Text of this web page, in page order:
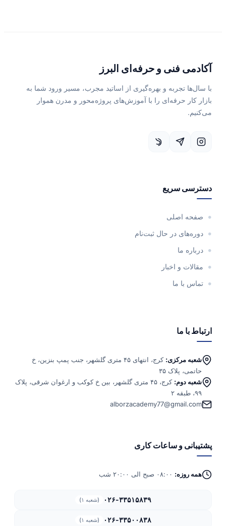
آکادمی فنی و حرفه‌ای البرز
با سال‌ها تجربه و بهره‌گیری از اساتید مجرب، مسیر ورود شما به
بازار کار حرفه‌ای را با آموزش‌های پروژه‌محور و مدرن هموار
می‌کنیم.
دسترسی سریع
صفحه اصلی
دوره‌های در حال ثبت‌نام
درباره ما
مقالات و اخبار
تماس با ما
ارتباط با ما
شعبه مرکزی:
کرج، انتهای ۴۵ متری گلشهر، جنب پمپ بنزین، خ
حاتمی، پلاک ۳۵
شعبه دوم:
کرج، ۴۵ متری گلشهر، بین خ کوکب و ارغوان شرقی، پلاک
۹۹، طبقه ۲
alborzacademy77@gmail.com
پشتیبانی و ساعات کاری
همه روزه:
۰۲۶-۳۳۵۱۵۸۳۹ (شعبه ۱)
۰۲۶-۳۳۵۰۰۸۳۸ (شعبه ۱)